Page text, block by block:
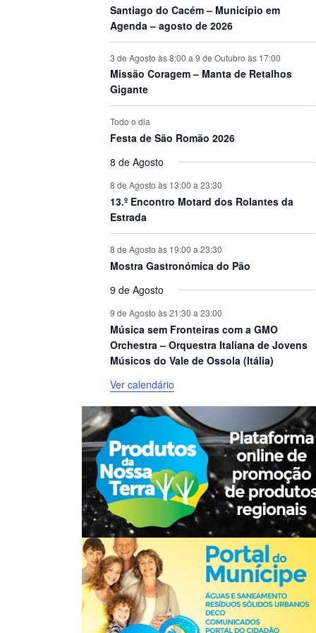
Santiago do Cacém – Município em
Agenda – agosto de 2026
3 de Agosto às 8:00 a 9 de Outubro às 17:00
Missão Coragem – Manta de Retalhos
Gigante
Todo o dia
Festa de São Romão 2026
8 de Agosto
8 de Agosto às 13:00 a 23:30
13.º Encontro Motard dos Rolantes da
Estrada
8 de Agosto às 19:00 a 23:30
Mostra Gastronómica do Pão
9 de Agosto
9 de Agosto às 21:30 a 23:00
Música sem Fronteiras com a GMO
Orchestra – Orquestra Italiana de Jovens
Músicos do Vale de Ossola (Itália)
Ver calendário